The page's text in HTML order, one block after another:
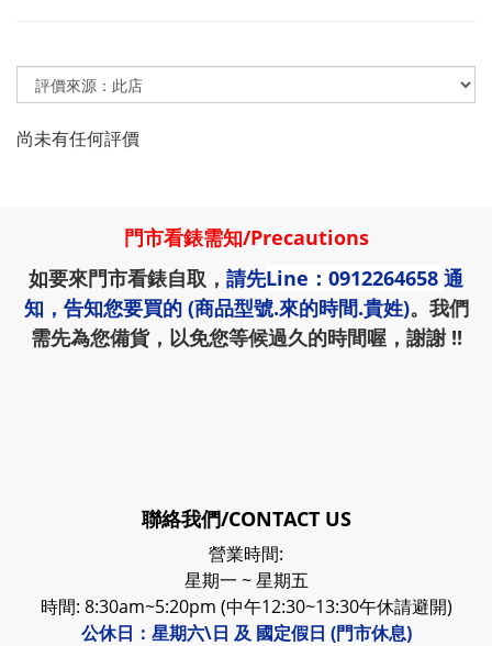
尚未有任何評價
門市看錶需知/Precautions
如要來門市看錶自取， 請先Line：0912264658 通
知，告知您要買的 (商品型號.來的時間.貴姓)。我們
需先為您備貨，以免您等候過久的時間喔，謝謝 !!
聯絡我們/CONTACT US
營業時間:
星期一 ~ 星期五
時間: 8:30am~5:20pm (中午12:30~13:30午休請避開)
公休日：星期六\日 及 國定假日 (門市休息)